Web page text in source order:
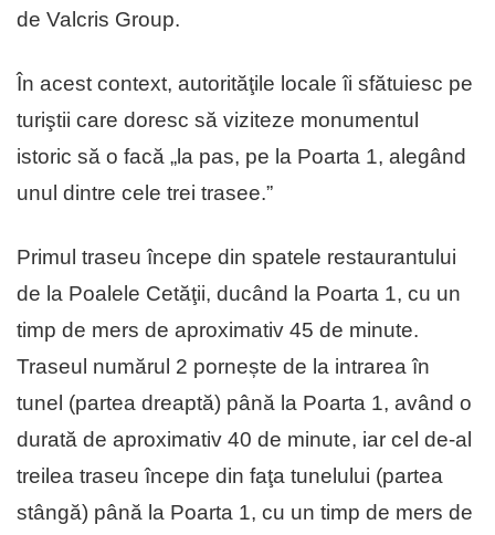
de Valcris Group.
În acest context, autorităţile locale îi sfătuiesc pe
turiştii care doresc să viziteze monumentul
istoric să o facă „la pas, pe la Poarta 1, alegând
unul dintre cele trei trasee.”
Primul traseu începe din spatele restaurantului
de la Poalele Cetăţii, ducând la Poarta 1, cu un
timp de mers de aproximativ 45 de minute.
Traseul numărul 2 pornește de la intrarea în
tunel (partea dreaptă) până la Poarta 1, având o
durată de aproximativ 40 de minute, iar cel de-al
treilea traseu începe din faţa tunelului (partea
stângă) până la Poarta 1, cu un timp de mers de